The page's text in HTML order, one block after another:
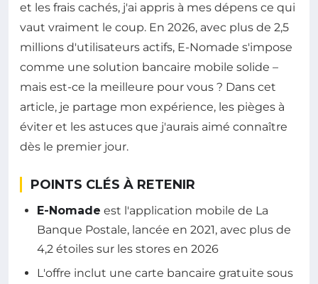
et les frais cachés, j'ai appris à mes dépens ce qui
vaut vraiment le coup. En 2026, avec plus de 2,5
millions d'utilisateurs actifs, E-Nomade s'impose
comme une solution bancaire mobile solide –
mais est-ce la meilleure pour vous ? Dans cet
article, je partage mon expérience, les pièges à
éviter et les astuces que j'aurais aimé connaître
dès le premier jour.
POINTS CLÉS À RETENIR
E-Nomade est l'application mobile de La
Banque Postale, lancée en 2021, avec plus de
4,2 étoiles sur les stores en 2026
L'offre inclut une carte bancaire gratuite sous